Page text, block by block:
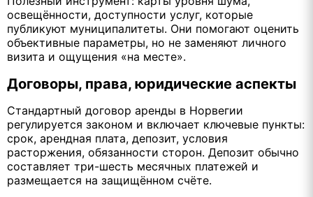
освещённости, доступности услуг, которые
публикуют муниципалитеты. Они помогают оценить
объективные параметры, но не заменяют личного
визита и ощущения «на месте».
Договоры, права, юридические аспекты
Стандартный договор аренды в Норвегии
регулируется законом и включает ключевые пункты:
срок, арендная плата, депозит, условия
расторжения, обязанности сторон. Депозит обычно
составляет три-шесть месячных платежей и
размещается на защищённом счёте.